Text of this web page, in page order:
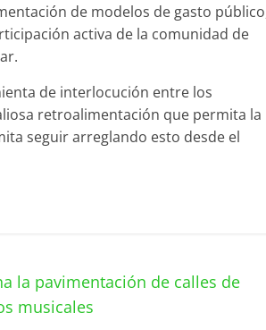
de modelos de gasto
activa de la comunidad de
de interlocución entre los
retroalimentación que permita la
seguir arreglando esto desde el
la pavimentación de calles de
musicales